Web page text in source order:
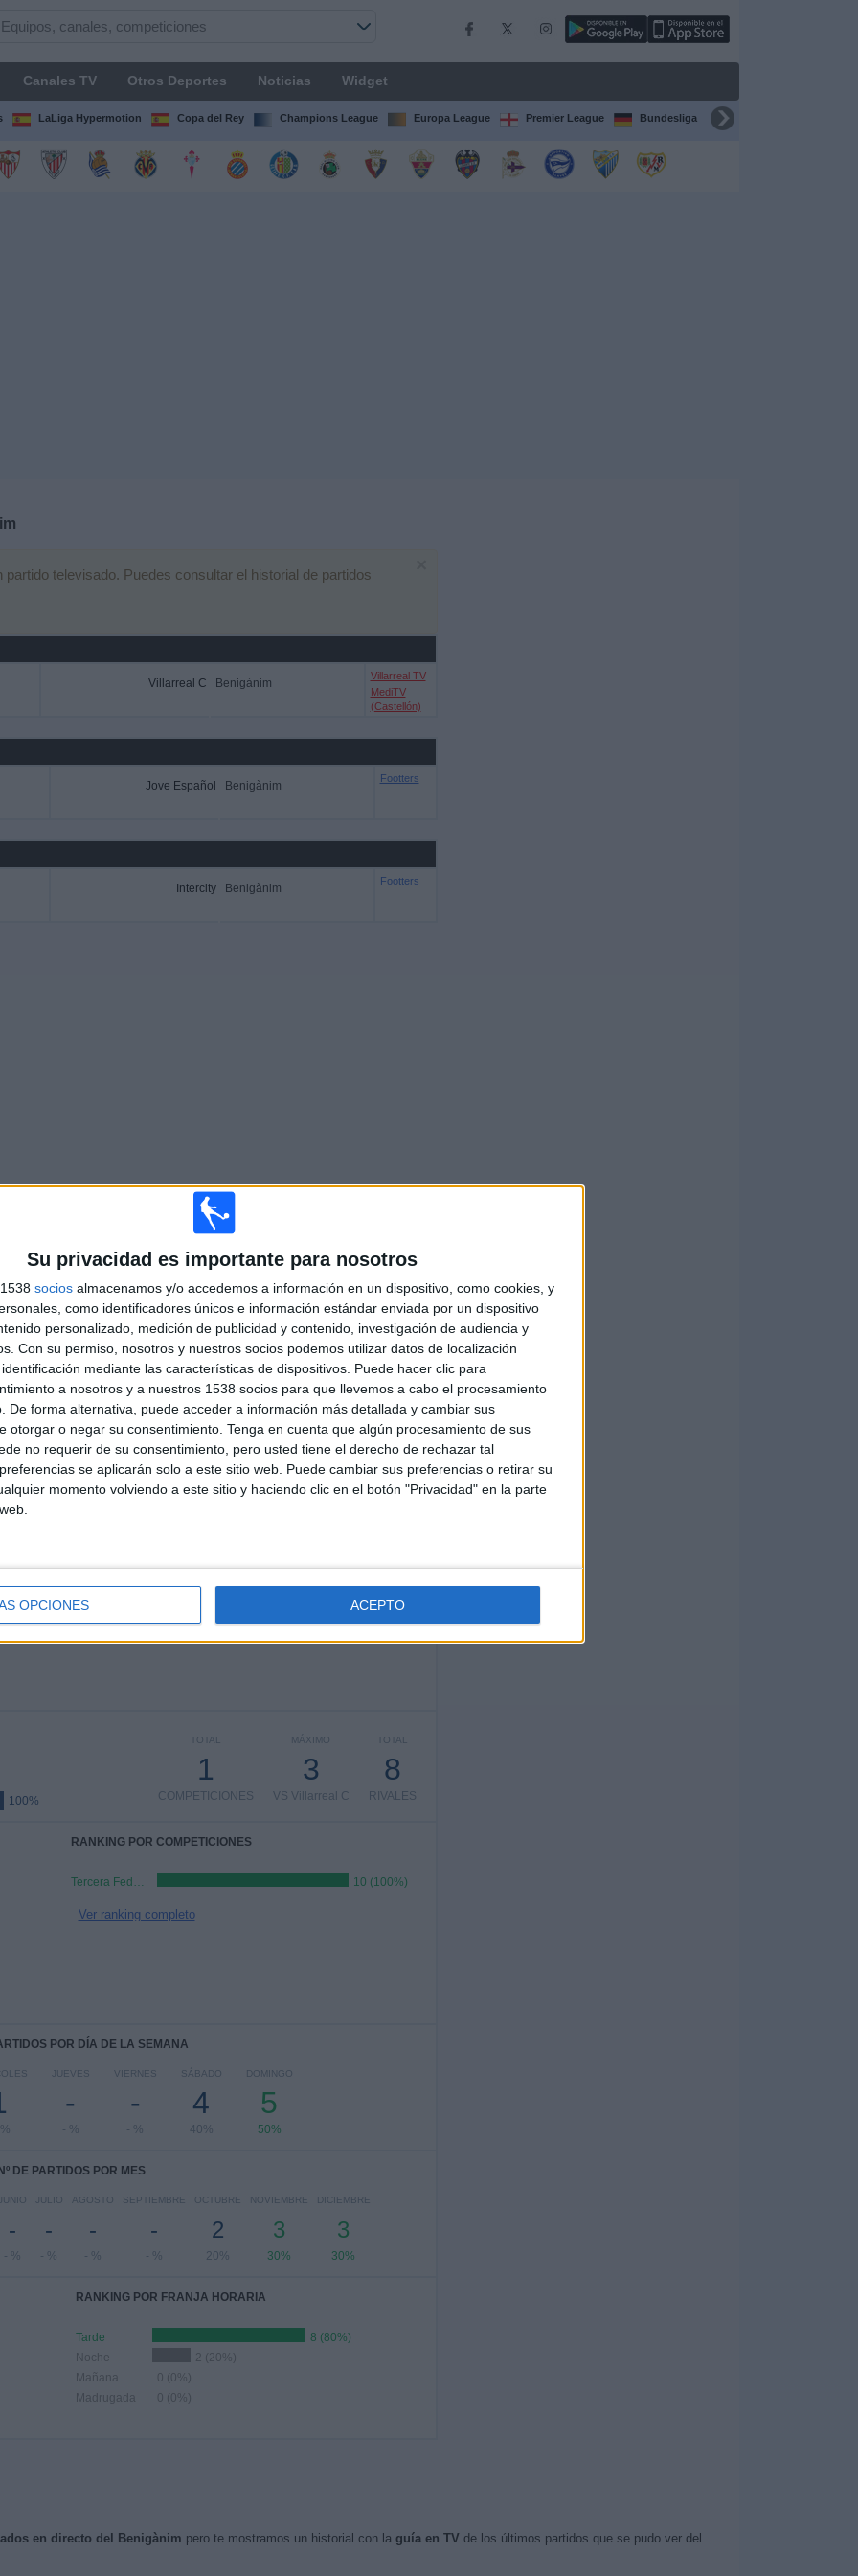
Su privacidad es importante para nosotros
socios almacenamos y/o accedemos a información en un dispositivo, como cookies, y
como identificadores únicos e información estándar enviada por un dispositivo
personalizado, medición de publicidad y contenido, investigación de audiencia y
Con su permiso, nosotros y nuestros socios podemos utilizar datos de localización
mediante las características de dispositivos. Puede hacer clic para
a nosotros y a nuestros 1538 socios para que llevemos a cabo el procesamiento
De forma alternativa, puede acceder a información más detallada y cambiar sus
otorgar o negar su consentimiento. Tenga en cuenta que algún procesamiento de sus
no requerir de su consentimiento, pero usted tiene el derecho de rechazar tal
se aplicarán solo a este sitio web. Puede cambiar sus preferencias o retirar su
momento volviendo a este sitio y haciendo clic en el botón "Privacidad" en la parte
OPCIONES ACEPTO
Canales TV Otros Deportes Noticias Widget
LaLiga Hypermotion Copa del Rey Champions League Europa League Premier League Bundesliga Supercopa de España
televisado. Puedes consultar el historial de partidos
Villarreal C Benigànim
Villarreal TV
MediTV
(Castellón)
Jove Español Benigànim
Footters
Intercity Benigànim
Footters
EN TELEVISIÓN EN ESPAÑA
los datos estadísticos de cuándo y dónde se televisan los partidos deFútboldel
dar los siguientes datos:
60%
ÚLTIMO PARTIDO EN ABIERTO
Villarreal C - Benigànim
02/05/2021 Tercera Federación por Villarreal
TV, MediTV
6
CANALES TV
1920
GRATUÍTO
0
DE PAGO
100%
TOTAL
8
RIVALES
MÁXIMO
3
VS Villarreal C
TOTAL
1
COMPETICIONES
RANKING POR COMPETICIONES
Tercera Federación 10 (100%)
Ver ranking completo
POR DÍA DE LA SEMANA
JUEVES
-
- %
VIERNES
-
- %
SÁBADO
4
40%
DOMINGO
5
50%
Nº DE PARTIDOS POR MES
JUNIO
-
- %
JULIO
-
- %
AGOSTO
-
- %
SEPTIEMBRE
-
- %
OCTUBRE
2
20%
NOVIEMBRE
3
30%
DICIEMBRE
3
30%
RANKING POR FRANJA HORARIA
Tarde
8 (80%)
Noche
2 (20%)
Mañana
0 (0%)
Madrugada
0 (0%)
en directo del Benigànim pero te mostramos un historial con la guía en TV de los últimos partidos que se pudo ver del